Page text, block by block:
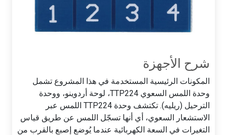
شرح الأجهزة
المكونات الرئيسية المستخدمة في هذا المشروع تشمل
وحدة اللمس السعوي TTP224، لوحة أردوينو، ووحدة
الترحيل (ريليه). تكتشف وحدة TTP224 اللمس عبر
الاستشعار السعوي، أي أنها تسجّل اللمس عن طريق قياس
التغيرات في السعة الكهربائية عندما يُوضع إصبع بالقرب من